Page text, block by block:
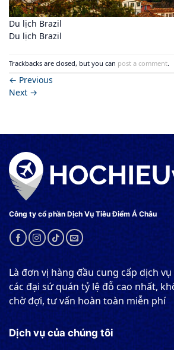
Du lịch Brazil
Du lịch Brazil
Trackbacks are closed, but you can post a comment
← Previous
Next →
Công ty cổ phần Dịch Vụ Tiêu Điểm Á Châu
Là đơn vị hàng đầu cung cấp dịch
các đại sứ quán tỷ lệ đỗ cao nhất,
chờ đợi, tư vấn hoàn toàn miễn phí
Dịch vụ của chúng tôi